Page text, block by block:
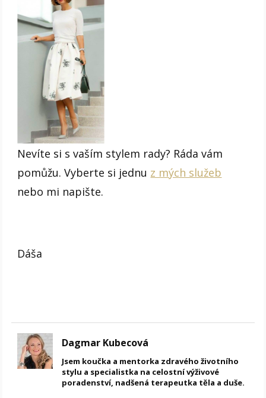
Nevíte si s vaším stylem rady? Ráda vám
pomůžu. Vyberte si jednu z mých služeb
nebo mi napište.
Dáša
Dagmar Kubecová
Jsem koučka a mentorka zdravého životního
stylu a specialistka na celostní výživové
poradenství, nadšená terapeutka těla a duše.